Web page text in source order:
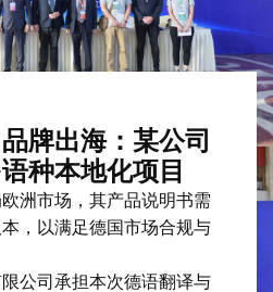
牌出海：某公司
种本地化项目
洲市场，其产品说明书需
，以满足德国市场合规与
公司承担本次德语翻译与